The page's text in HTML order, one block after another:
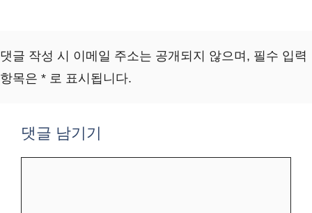
댓글 작성 시 이메일 주소는 공개되지 않으며, 필수 입력
항목은 * 로 표시됩니다.
댓글 남기기